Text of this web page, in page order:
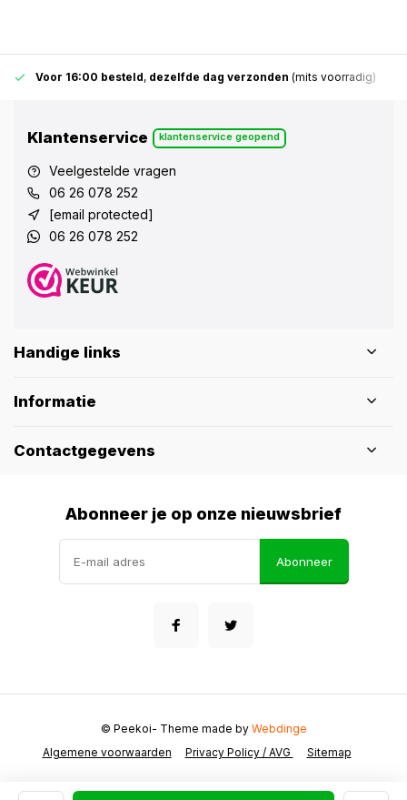
Voor 16:00 besteld, dezelfde dag verzonden (mits voorradig)
Klantenservice klantenservice geopend
Veelgestelde vragen
06 26 078 252
[email protected]
06 26 078 252
Handige links
Informatie
Contactgegevens
Abonneer je op onze nieuwsbrief
Abonneer
Algemene voorwaarden Privacy Policy / AVG Sitemap
© Peekoi- Theme made by Webdinge